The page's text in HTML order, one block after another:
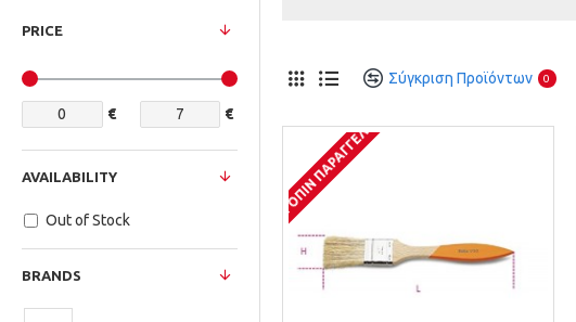
PRICE
€ €
BRANDS
AVAILABILITY
Out of Stock
Σύγκριση Προϊόντων 0
ΚΑΤΌΠΙΝ ΠΑΡΑΓΓΕΛΊΑΣ